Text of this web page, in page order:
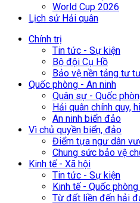
World Cup 2026
Lịch sử Hải quân
Chính trị
Tin tức - Sự kiện
Bộ đội Cụ Hồ
Bảo vệ nền tảng tư
Quốc phòng - An ninh
Quân sự - Quốc
Hải quân chính quy,
An ninh biển đảo
Vì chủ quyền biển, đảo
Điểm tựa ngư dân
Chung sức bảo vệ
Kinh tế - Xã hội
Tin tức - Sự kiện
Kinh tế - Quốc
Từ đất liền đến hải